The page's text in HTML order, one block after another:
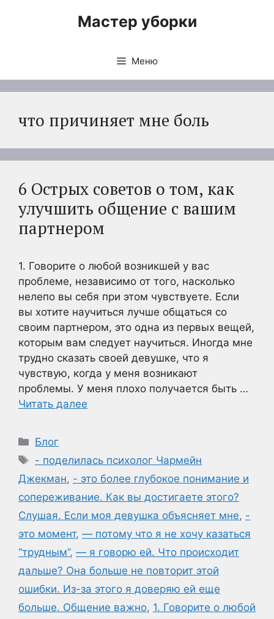
Мастер уборки
Меню
что причиняет мне боль
6 Острых советов о том, как
улучшить общение с вашим
партнером
1. Говорите о любой возникшей у вас
проблеме, независимо от того, насколько
нелепо вы себя при этом чувствуете. Если
вы хотите научиться лучше общаться со
своим партнером, это одна из первых вещей,
которым вам следует научиться. Иногда мне
трудно сказать своей девушке, что я
чувствую, когда у меня возникают
проблемы. У меня плохо получается быть …
Читать далее
Рубрики
Блог
Метки
- поделилась психолог Чармейн
Джекман, - это более глубокое понимание и
сопереживание. Как вы достигаете этого?
Слушая. Если моя девушка объясняет мне, -
это момент, — потому что я не хочу казаться
“трудным”, — я говорю ей. Что происходит
дальше? Она больше не повторит этой
ошибки. Из-за этого я доверяю ей еще
больше. Общение важно, 1. Говорите о любой